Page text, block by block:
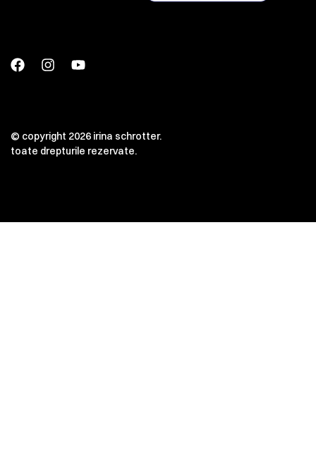
© copyright 2026 irina schrotter.
toate drepturile rezervate.